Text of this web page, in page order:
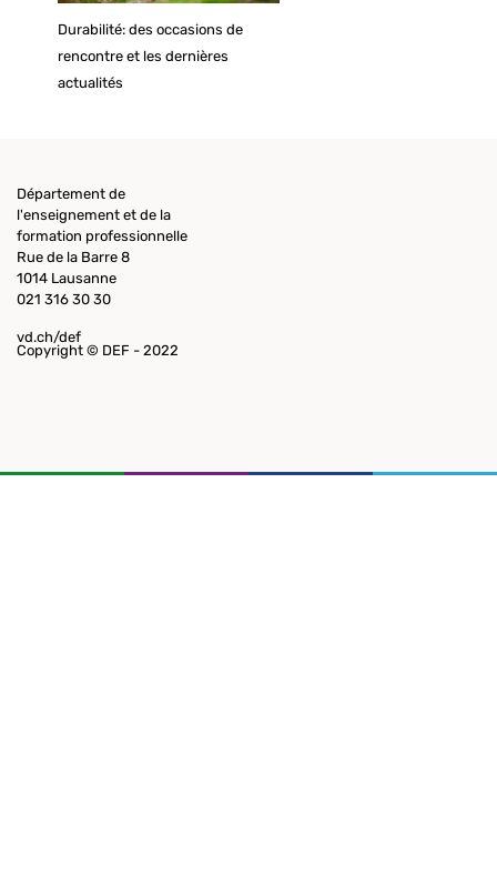
Durabilité: des occasions de
rencontre et les dernières
actualités
Département de
l'enseignement et de la
formation professionnelle
Rue de la Barre 8
1014 Lausanne
021 316 30 30
vd.ch/def
Copyright © DEF - 2022